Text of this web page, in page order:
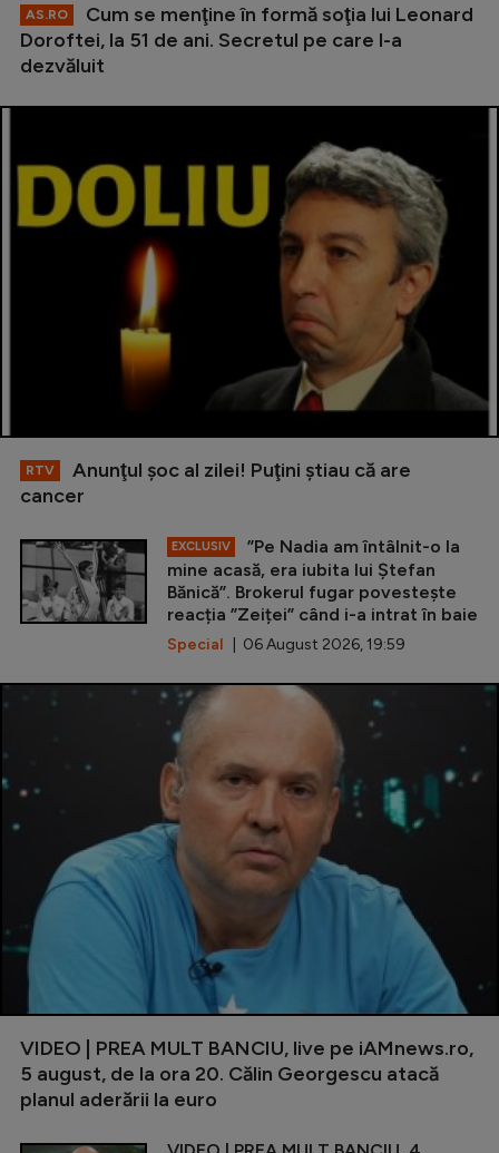
AS.RO
Cum se menţine în formă soţia lui Leonard
Doroftei, la 51 de ani. Secretul pe care l-a
dezvăluit
RTV
Anunţul şoc al zilei! Puţini ştiau că are
cancer
EXCLUSIV
”Pe Nadia am întâlnit-o la
mine acasă, era iubita lui Ștefan
Bănică”. Brokerul fugar povestește
reacția ”Zeiței” când i-a intrat în baie
Special | 06 August 2026, 19:59
VIDEO | PREA MULT BANCIU, live pe iAMnews.ro,
5 august, de la ora 20. Călin Georgescu atacă
planul aderării la euro